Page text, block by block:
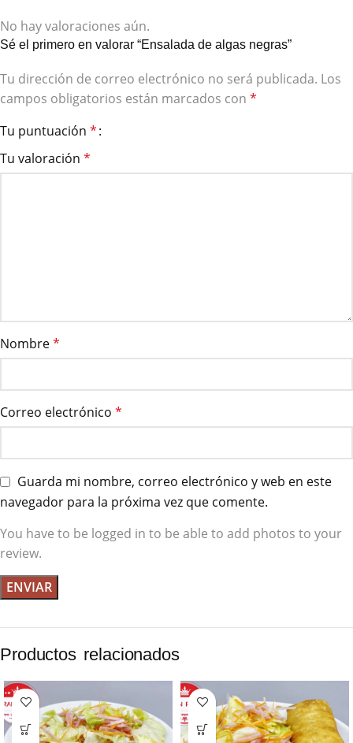
No hay valoraciones aún.
Sé el primero en valorar “Ensalada de algas negras”
Tu dirección de correo electrónico no será publicada. Los
campos obligatorios están marcados con *
Tu puntuación *
Tu valoración *
Nombre*
Correo electrónico *
Guarda mi nombre, correo electrónico y web en este
navegador para la próxima vez que comente.
You have to be logged in to be able to add photos to your
review.
Productos relacionados